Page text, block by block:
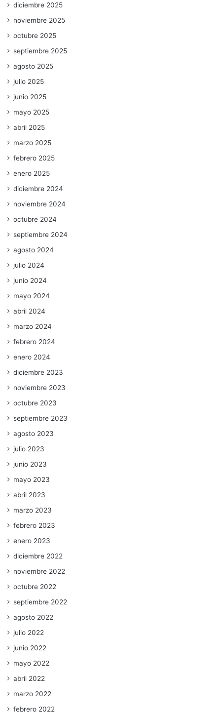
diciembre 2025
noviembre 2025
octubre 2025
septiembre 2025
agosto 2025
julio 2025
junio 2025
mayo 2025
abril 2025
marzo 2025
febrero 2025
enero 2025
diciembre 2024
noviembre 2024
octubre 2024
septiembre 2024
agosto 2024
julio 2024
junio 2024
mayo 2024
abril 2024
marzo 2024
febrero 2024
enero 2024
diciembre 2023
noviembre 2023
octubre 2023
septiembre 2023
agosto 2023
julio 2023
junio 2023
mayo 2023
abril 2023
marzo 2023
febrero 2023
enero 2023
diciembre 2022
noviembre 2022
octubre 2022
septiembre 2022
agosto 2022
julio 2022
junio 2022
mayo 2022
abril 2022
marzo 2022
febrero 2022